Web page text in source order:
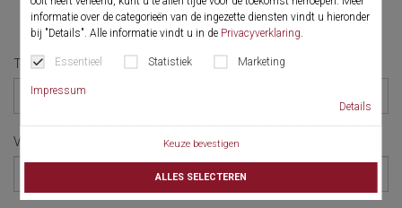
informatie over de categorieën van de ingezette diensten vindt u hieronder
bij "Details". Alle informatie vindt u in de Privacyverklaring
Essentieel Statistiek Marketing
Impressum
Details
Keuze bevestigen
ALLES SELECTEREN
Registration
Titel
Voornaam